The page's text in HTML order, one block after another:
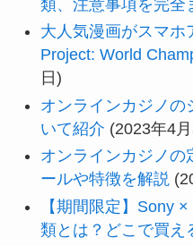
類、注意事項を完全
大人気漫画がスマホ
Project: World
日)
オンラインカジノの
いて紹介 (2023年4
オンラインカジノの
ールや特徴を解説
【期間限定】Sony
類とは？どこで買え